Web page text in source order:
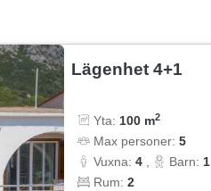
Lägenhet 4+1
Yta:100 m2
Max personer:5
Vuxna:4 , Barn:1
Rum:2